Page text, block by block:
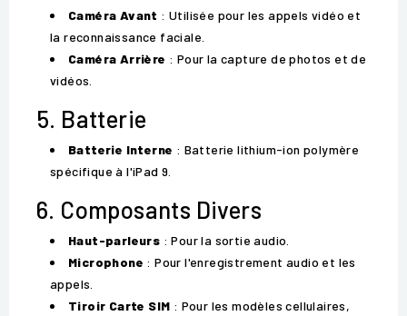
Caméra Avant : Utilisée pour les appels vidéo et
la reconnaissance faciale.
Caméra Arrière : Pour la capture de photos et de
vidéos.
5. Batterie
Batterie Interne : Batterie lithium-ion polymère
spécifique à l'iPad 9.
6. Composants Divers
Haut-parleurs : Pour la sortie audio.
Microphone : Pour l'enregistrement audio et les
appels.
Tiroir Carte SIM : Pour les modèles cellulaires,